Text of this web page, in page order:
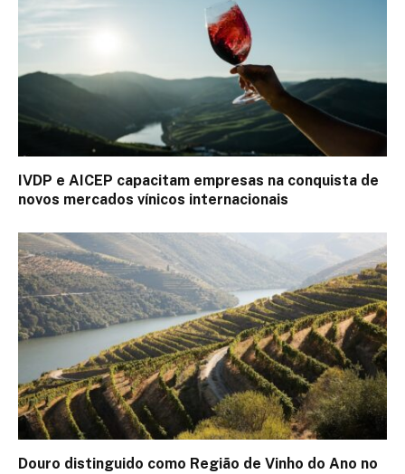
IVDP e AICEP capacitam empresas na conquista de
novos mercados vínicos internacionais
Douro distinguido como Região de Vinho do Ano no